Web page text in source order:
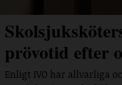
prövotid efter
Enligt IVO har allvarliga